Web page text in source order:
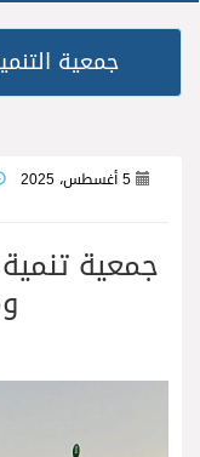
جمعية
5 أغسطس، 2025
جمعية